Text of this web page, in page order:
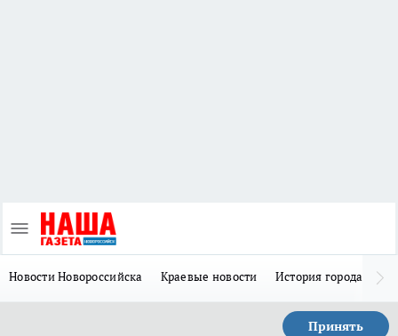
Новости Новороссийска Краевые новости История города Н
Принять